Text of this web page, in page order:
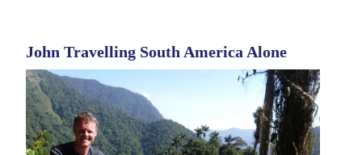
John Travelling South America Alone